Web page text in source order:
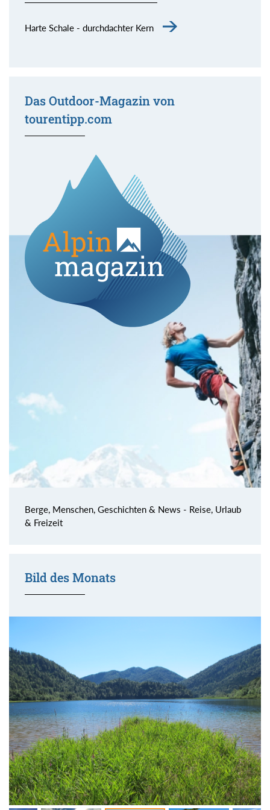
Harte Schale - durchdachter Kern
Das Outdoor-Magazin von
tourentipp.com
Berge, Menschen, Geschichten & News - Reise, Urlaub
& Freizeit
Bild des Monats